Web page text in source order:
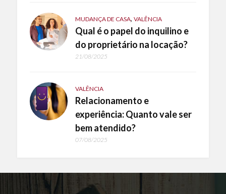
MUDANÇA DE CASA, VALÊNCIA
Qual é o papel do inquilino e
do proprietário na locação?
21/08/2025
VALÊNCIA
Relacionamento e
experiência: Quanto vale ser
bem atendido?
07/08/2025